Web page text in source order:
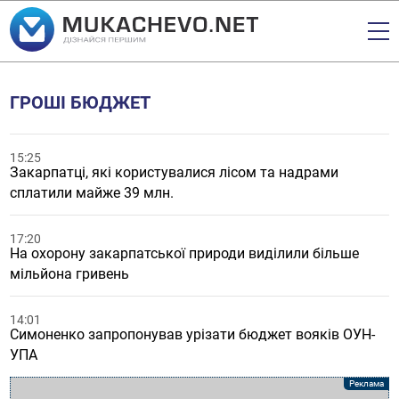
ГРОШІ БЮДЖЕТ
15:25
Закарпатці, які користувалися лісом та надрами
сплатили майже 39 млн.
17:20
На охорону закарпатської природи виділили більше
мільйона гривень
14:01
Симоненко запропонував урізати бюджет вояків ОУН-
УПА